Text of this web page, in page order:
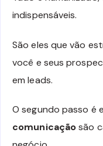
indispensáveis.
São eles que vão
você e seus
em leads.
O segundo passo é
comunicaçãosão